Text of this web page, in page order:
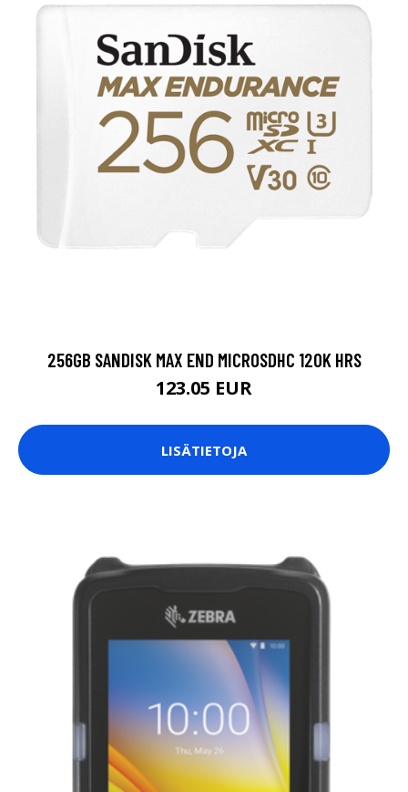
256GB SANDISK MAX END MICROSDHC 120K HRS
123.05 EUR
LISÄTIETOJA